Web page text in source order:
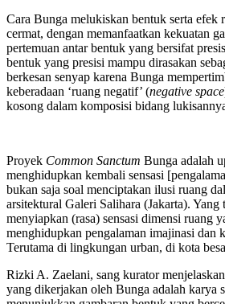
Cara Bunga melukiskan bentuk serta efek
cermat, dengan memanfaatkan kekuatan
pertemuan antar bentuk yang bersifat
bentuk yang presisi mampu dirasakan
berkesan senyap karena Bunga
keberadaan ‘ruang negatif’ (negative space
kosong dalam komposisi bidang
Proyek Common Sanctum Bunga adalah
menghidupkan kembali sensasi
bukan saja soal menciptakan ilusi ruang
arsitektural Galeri Salihara (Jakarta). Yang
menyiapkan (rasa) sensasi dimensi ruang
menghidupkan pengalaman imajinasi dan
Terutama di lingkungan urban, di kota
Rizki A. Zaelani, sang kurator
yang dikerjakan oleh Bunga adalah karya